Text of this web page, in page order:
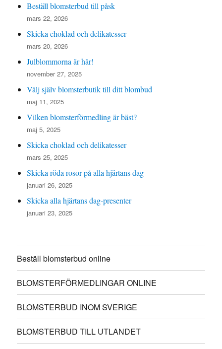
Beställ blomsterbud till påsk
mars 22, 2026
Skicka choklad och delikatesser
mars 20, 2026
Julblommorna är här!
november 27, 2025
Välj själv blomsterbutik till ditt blombud
maj 11, 2025
Vilken blomsterförmedling är bäst?
maj 5, 2025
Skicka choklad och delikatesser
mars 25, 2025
Skicka röda rosor på alla hjärtans dag
januari 26, 2025
Skicka alla hjärtans dag-presenter
januari 23, 2025
Beställ blomsterbud online
BLOMSTERFÖRMEDLINGAR ONLINE
BLOMSTERBUD INOM SVERIGE
BLOMSTERBUD TILL UTLANDET